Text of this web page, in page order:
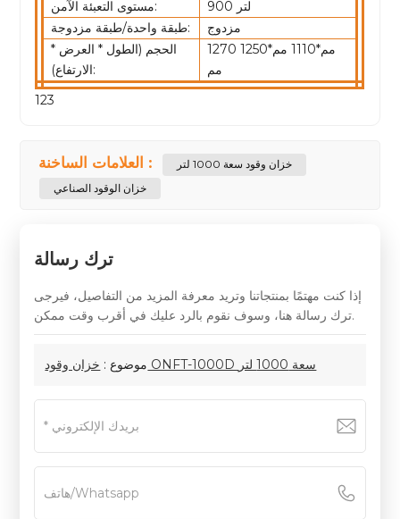
مستوى التعبئة الآمن:
900 لتر
طبقة واحدة/طبقة مزدوجة:
مزدوج
الحجم (الطول * العرض *
الارتفاع):
1270 مم*1110 مم*1250
مم
123
العلامات الساخنة :
خزان وقود سعة 1000 لتر
خزان الوقود الصناعي
ترك رسالة
إذا كنت مهتمًا بمنتجاتنا وتريد معرفة المزيد من التفاصيل، فيرجى
ترك رسالة هنا، وسوف نقوم بالرد عليك في أقرب وقت ممكن.
موضوع : خزان وقود ONFT-1000D سعة 1000 لتر